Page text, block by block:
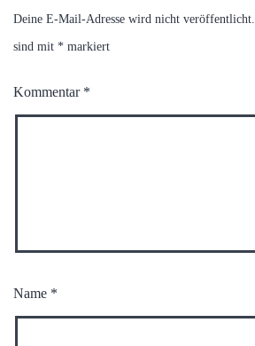
Deine E-Mail-Adresse wird nicht veröffentlicht.
sind mit * markiert
Kommentar *
Name *